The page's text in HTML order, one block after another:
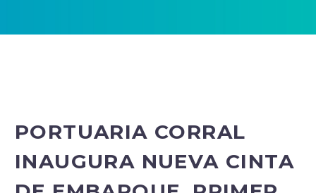
PORTUARIA CORRAL
INAUGURA NUEVA CINTA